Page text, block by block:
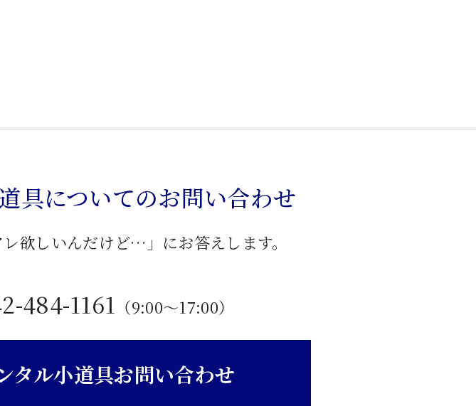
具についてのお問い合わせ
レ欲しいんだけど…」にお答えします。
484-1161 （9:00〜17:00）
タル小道具お問い合わせ